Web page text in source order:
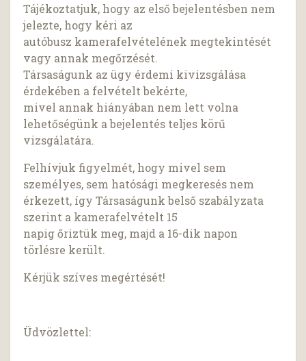
Tájékoztatjuk, hogy az első bejelentésben nem
jelezte, hogy kéri az
autóbusz kamerafelvételének megtekintését
vagy annak megőrzését.
Társaságunk az ügy érdemi kivizsgálása
érdekében a felvételt bekérte,
mivel annak hiányában nem lett volna
lehetőségünk a bejelentés teljes körű
vizsgálatára.
Felhívjuk figyelmét, hogy mivel sem
személyes, sem hatósági megkeresés nem
érkezett, így Társaságunk belső szabályzata
szerint a kamerafelvételt 15
napig őriztük meg, majd a 16-dik napon
törlésre került.
Kérjük szíves megértését!
Üdvözlettel: